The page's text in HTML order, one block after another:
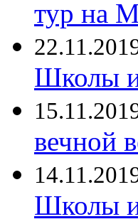
тур на
Школы
вечной
Школы